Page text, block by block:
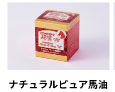
ナチュラルピュア馬油